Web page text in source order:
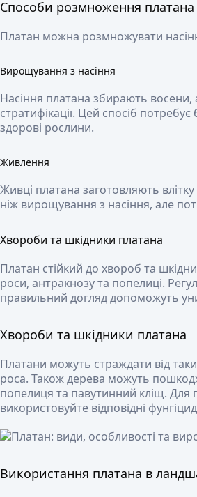
Способи розмноження платана
Платан можна розмножувати
Вирощування з насіння
Насіння платана збирають восени,
стратифікації. Цей спосіб
здорові рослини.
Живлення
Живці платана заготовляють
ніж вирощування з насіння, але
Хвороби та шкідники платана
Платан стійкий до хвороб та
роси, антракнозу та попелиці.
правильний догляд допоможуть
Хвороби та шкідники платана
Платани можуть страждати від
роса. Також дерева можуть
попелиця та павутинний кліщ. Для
використовуйте відповідні
Використання платана в